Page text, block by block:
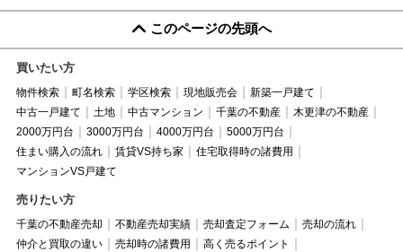
このページの先頭へ
買いたい方
物件検索 町名検索 学区検索 現地販売会
新築一戸建て
中古一戸建て
土地 中古マンション 千葉の不動産
木更津の不動産
2000万円台
3000万円台 4000万円台
5000万円台
住まい購入の流れ
賃貸VS持ち家
住宅取得時の諸費用
マンションVS戸建て
売りたい方
千葉の不動産売却 不動産売却実績 売却査定フォーム
売却の流れ
仲介と買取の違い
売却時の諸費用
高く売るポイント